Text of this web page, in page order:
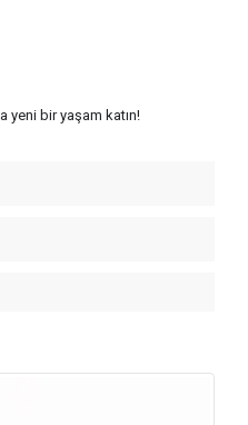
yeni bir yaşam katın!